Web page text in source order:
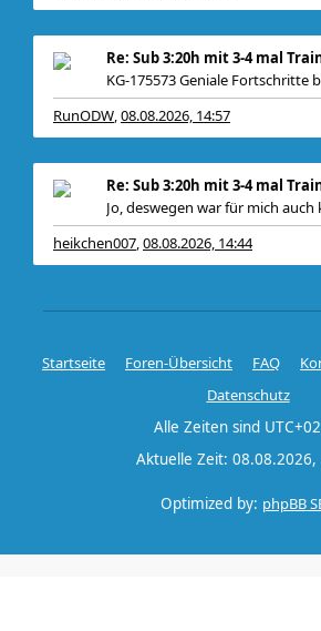
KG-175573 Geniale Fortschritte
, zudem
RunODW,08.08.2026, 14:57
Jo, deswegen war für mich auch
heikchen007,08.08.2026, 14:44
Startseite Foren-Übersicht FAQ
Datenschutz
Alle Zeiten sind
Aktuelle Zeit: 08.08.2026,
Optimized by: phpBB